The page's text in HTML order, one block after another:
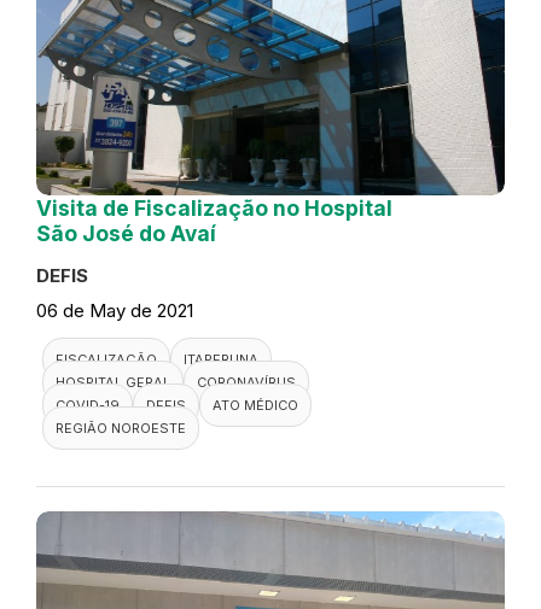
Visita de Fiscalização no Hospital
São José do Avaí
DEFIS
06 de May de 2021
FISCALIZAÇÃO
ITAPERUNA
HOSPITAL GERAL
CORONAVÍRUS
COVID-19
DEFIS
ATO MÉDICO
REGIÃO NOROESTE